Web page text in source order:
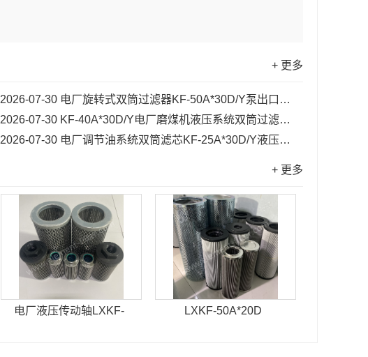
+ 更多
2026-07-30 电厂旋转式双筒过滤器KF-50A*30D/Y泵出口滤芯...
2026-07-30 KF-40A*30D/Y电厂磨煤机液压系统双筒过滤器HEPAC滤芯...
2026-07-30 电厂调节油系统双筒滤芯KF-25A*30D/Y液压传动滤芯...
+ 更多
电厂液压传动轴LXKF- LXKF-50A*20D